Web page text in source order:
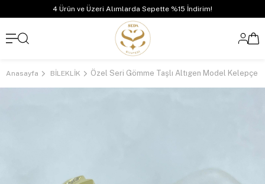
4 Ürün ve Üzeri Alımlarda Sepette %15 İndirim!
Anasayfa BİLEKLİK